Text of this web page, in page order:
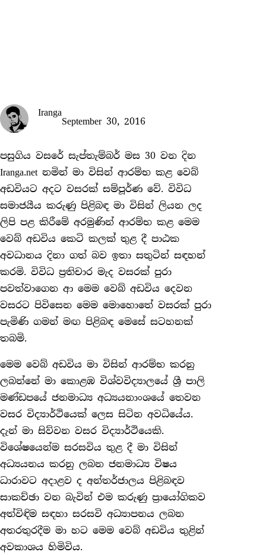
Iranga
September 30, 2016
පසුගිය වසරේ සැප්තැම්බර් මස 30 වන දින
Iranga.net නමින් මා විසින් ආරම්භ කළ වෙබ්
අඩවියට අදට වසරක් සම්පූර්ණ වේ. විවිධ
සමාජයීය කරුණු පිළිබඳ මා විසින් ලියන ලද
ලිපි පළ කිරීමේ අරමුණින් ආරම්භ කළ මෙම
වෙබ් අඩවිය කෙටි කලක් තුළ දී පාඨක
අවධානය දිනා ගත් බව ඉතා සතුටින් සඳහන්
කරමි. විවිධ ප්‍රතිචාර මැද වසරක් පුරා
පවත්වාගෙන ආ මෙම වෙබ් අඩවිය දෙවන
වසරට පිවිසෙන මෙම මොහොතේ වසරක් පුරා
පැමිණි ගමන් මඟ පිළිබඳ මෙසේ සටහනක්
තබමි.
මෙම වෙබ් අඩවිය මා විසින් ආරම්භ කරනු
ලබන්නේ මා කොළඹ විශ්වවිද්‍යාලයේ ශ්‍රී පාලි
මණ්ඩපයේ ජනමාධ්‍ය අධ්‍යයනාංශයේ තෙවන
වසර විද්‍යාර්ථියෙක් ලෙස සිටින අවධියේය.
දැන් මා සිව්වන වසර විද්‍යාර්ථියෙකි.
විශේෂයෙන්ම සරසවිය තුළ දී මා විසින්
අධ්‍යයනය කරනු ලබන ජනමාධ්‍ය විෂය
ධාරාවට අදාළව ද අන්තර්ජාලය පිළිබඳව
සාකච්ඡා වන බැවින් එම කරුණු ප්‍රායෝගිකව
අත්විඳිම සඳහා සරසවි අධ්‍යාපනය ලබන
අතරතුරදීම මා හට මෙම වෙබ් අඩවිය තුළින්
අවකාශය හිමිවිය.